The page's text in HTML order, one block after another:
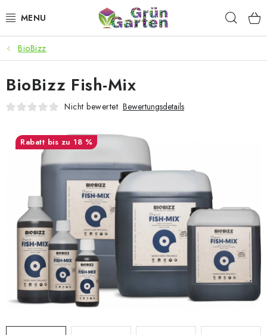
Inhalt
ANGEBOTE
LED PFLANZENLAMPEN
ANBAUBEDARF FÜR DEN HEIMANBAU
AQUARISTIK
SMARTER GARTEN
Geschäftsbewertung Kaufberatung AGB
Blog
Kontakt
Datenschutzerklärung Impressum
BioBizz
BioBizz Fish-Mix
Nicht bewertet Bewertungsdetails
bis zu 18 %